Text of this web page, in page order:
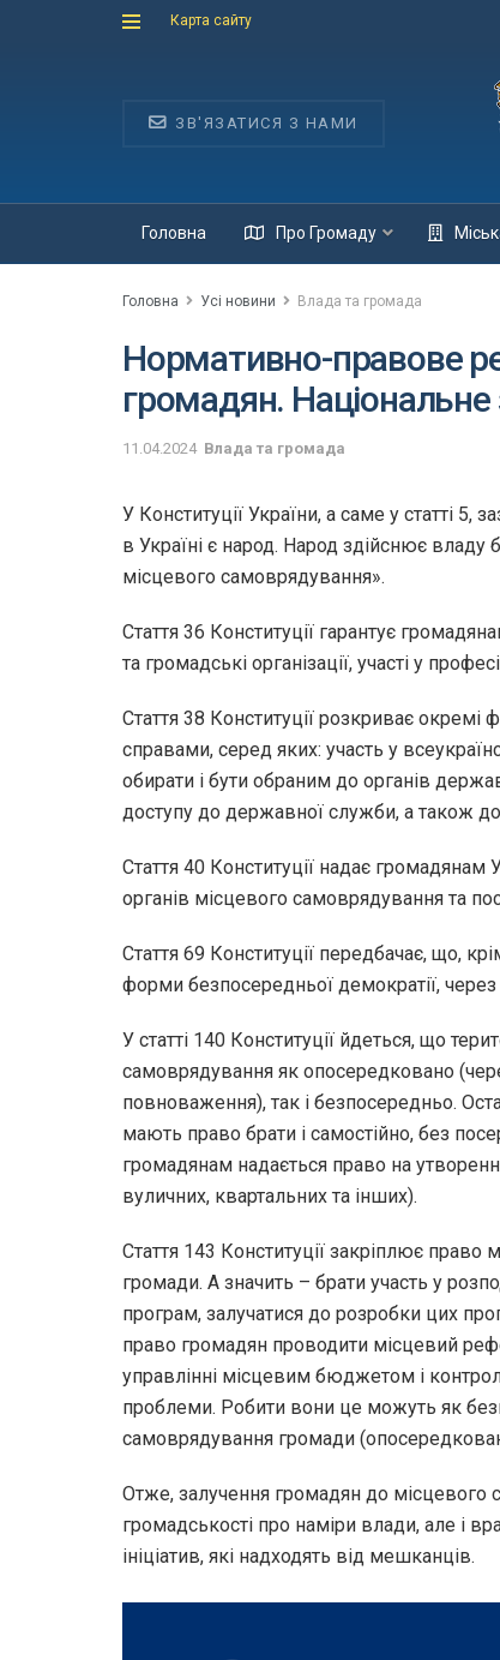
Карта сайту
ЗВ'ЯЗАТИСЯ З НАМИ
Головна Про Громаду
Головна Усі новини Влада та громада
Нормативно-правове
громадян. Національне
11.04.2024 Влада та громада
У Конституції України, а саме у статті
в Україні є народ. Народ здійснює
місцевого самоврядування».
Стаття 36 Конституції гарантує
та громадські організації, участі у
Стаття 38 Конституції розкриває
справами, серед яких: участь у
обирати і бути обраним до органів
доступу до державної служби, а також
Стаття 40 Конституції надає
органів місцевого самоврядування та
Стаття 69 Конституції передбачає, що,
форми безпосередньої демократії,
У статті 140 Конституції йдеться, що
самоврядування як опосередковано
повноваження), так і безпосередньо.
мають право брати і самостійно, без
громадянам надається право на
вуличних, квартальних та інших).
Стаття 143 Конституції закріплює
громади. А значить – брати участь у
програм, залучатися до розробки цих
право громадян проводити місцевий
управлінні місцевим бюджетом і
проблеми. Робити вони це можуть як
самоврядування громади
Отже, залучення громадян до місцевого
громадськості про наміри влади, але і
ініціатив, які надходять від мешканців.